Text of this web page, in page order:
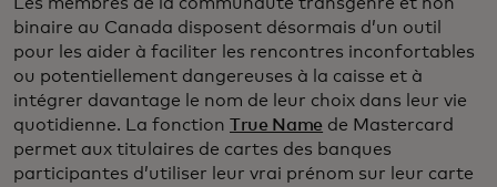
binaire au Canada disposent désormais d’un outil
pour les aider à faciliter les rencontres inconfortables
ou potentiellement dangereuses à la caisse et à
intégrer davantage le nom de leur choix dans leur vie
quotidienne. La fonction True Name de Mastercard
permet aux titulaires de cartes des banques
participantes d’utiliser leur vrai prénom sur leur carte